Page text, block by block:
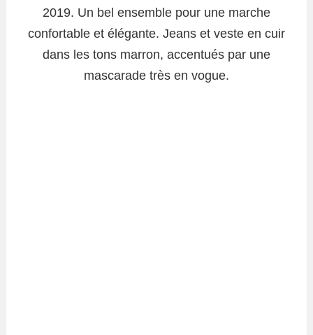
2019. Un bel ensemble pour une marche
confortable et élégante. Jeans et veste en cuir
dans les tons marron, accentués par une
mascarade très en vogue.